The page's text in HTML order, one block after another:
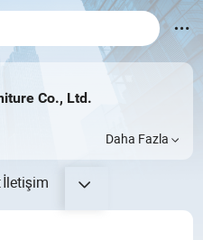
Co., Ltd.
Daha Fazla
İletişim